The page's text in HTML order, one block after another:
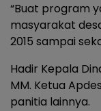
“Buat program
masyarakat
2015 sampai
Hadir Kepala
MM. Ketua
panitia lainnya.